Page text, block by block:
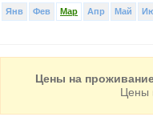
Янв Фев Мар Апр Май
Цены на
Цены